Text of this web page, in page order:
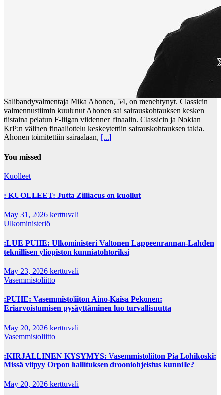
Salibandyvalmentaja Mika Ahonen, 54, on menehtynyt. Classicin
valmennustiimin kuulunut Ahonen sai sairauskohtauksen kesken
tiistaina pelatun F-liigan viidennen finaalin. Classicin ja Nokian
KrP:n välinen finaaliottelu keskeytettiin sairauskohtauksen takia.
Ahonen toimitettiin sairaalaan, [...]
You missed
Kuolleet
: KUOLLEET: Jutta Zilliacus on kuollut
May 31, 2026 kerttuvali
Ulkoministeriö
:LUE PUHE: Ulkoministeri Valtonen Lappeenrannan-Lahden
teknillisen yliopiston kunniatohtoriksi
May 23, 2026 kerttuvali
Vasemmistoliitto
:PUHE: Vasemmistoliiton Aino-Kaisa Pekonen:
Eriarvoistumisen pysäyttäminen luo turvallisuutta
May 20, 2026 kerttuvali
Vasemmistoliitto
:KIRJALLINEN KYSYMYS: Vasemmistoliiton Pia Lohikoski:
Missä viipyy Orpon hallituksen drooniohjeistus kunnille?
May 20, 2026 kerttuvali